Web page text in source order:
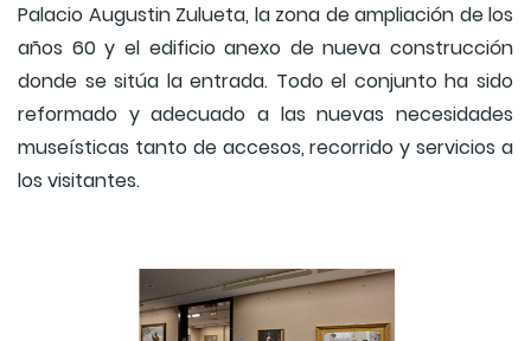
Palacio Augustin Zulueta, la zona de ampliación de los
años 60 y el edificio anexo de nueva construcción
donde se sitúa la entrada. Todo el conjunto ha sido
reformado y adecuado a las nuevas necesidades
museísticas tanto de accesos, recorrido y servicios a
los visitantes.